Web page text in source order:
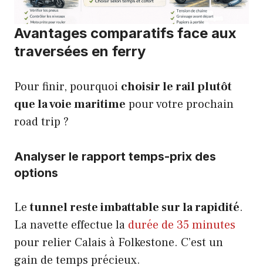
Avantages comparatifs face aux
traversées en ferry
Pour finir, pourquoi choisir le rail plutôt
que la voie maritime pour votre prochain
road trip ?
Analyser le rapport temps-prix des
options
Letunnel reste imbattable sur la rapidité.
La navette effectue la durée de 35 minutes
pour relier Calais à Folkestone. C’est un
gain de temps précieux.